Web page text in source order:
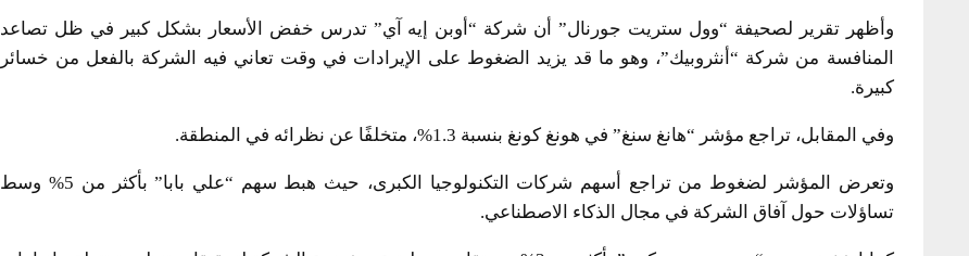
وأظهر تقرير لصحيفة “وول ستريت جورنال” أن شركة “أوبن إيه آي” تدرس خفض الأسعار بشكل كبير في ظل تصاعد
المنافسة من شركة “أنثروبيك”، وهو ما قد يزيد الضغوط على الإيرادات في وقت تعاني فيه الشركة بالفعل من خسائر
كبيرة.
وفي المقابل، تراجع مؤشر “هانغ سنغ” في هونغ كونغ بنسبة 1.3%، متخلفًا عن نظرائه في المنطقة.
وتعرض المؤشر لضغوط من تراجع أسهم شركات التكنولوجيا الكبرى، حيث هبط سهم “علي بابا” بأكثر من 5% وسط
تساؤلات حول آفاق الشركة في مجال الذكاء الاصطناعي.